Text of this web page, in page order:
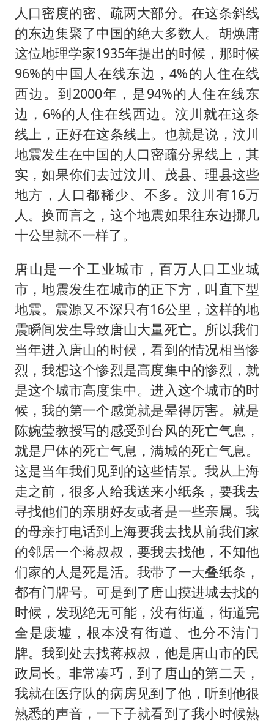
人口密度的密、疏两大部分。在这条斜线
的东边集聚了中国的绝大多数人。胡焕庸
这位地理学家1935年提出的时候，那时候
96%的中国人在线东边，4%的人住在线
西边。到2000年，是94%的人住在线东
边，6%的人住在线西边。汶川就在这条
线上，正好在这条线上。也就是说，汶川
地震发生在中国的人口密疏分界线上，其
实，如果你们去过汶川、茂县、理县这些
地方，人口都稀少、不多。汶川有16万
人。换而言之，这个地震如果往东边挪几
十公里就不一样了。
唐山是一个工业城市，百万人口工业城
市，地震发生在城市的正下方，叫直下型
地震。震源又不深只有16公里，这样的地
震瞬间发生导致唐山大量死亡。所以我们
当年进入唐山的时候，看到的情况相当惨
烈，我想这个惨烈是高度集中的惨烈，就
是这个城市高度集中。进入这个城市的时
候，我的第一个感觉就是晕得厉害。就是
陈婉莹教授写的感受到台风的死亡气息，
就是尸体的死亡气息，满城的死亡气息。
这是当年我们见到的这些情景。我从上海
走之前，很多人给我送来小纸条，要我去
寻找他们的亲朋好友或者是一些亲属。我
的母亲打电话到上海要我去找从前我们家
的邻居一个蒋叔叔，要我去找他，不知他
们家的人是死是活。我带了一大叠纸条，
都有门牌号。可是到了唐山摸进城去找的
时候，发现绝无可能，没有街道，街道完
全是废墟，根本没有街道、也分不清门
牌。我到处去找蒋叔叔，他是唐山市的民
政局长。非常凑巧，到了唐山的第二天，
我就在医疗队的病房见到了他，听到他很
熟悉的声音，一下子就看到了我小时候熟